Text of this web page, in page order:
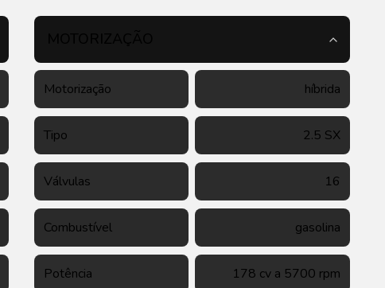
Motorização híbrida
Tipo 2.5 SX
Válvulas 16
Combustível gasolina
Potência 178 cv a 5700 rpm